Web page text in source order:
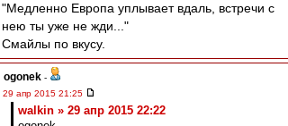
"Медленно Европа уплывает вдаль, встречи с
нею ты уже не жди..."
Смайлы по вкусу.
ogonek -
29 апр 2015 21:25
walkin » 29 апр 2015 22:22